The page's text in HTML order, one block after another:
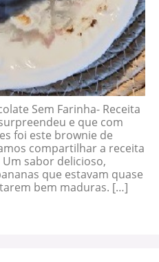
Sem Farinha- Receita
e que com
foi este brownie de
compartilhar a receita
sabor delicioso,
que estavam quase
bem maduras. […]